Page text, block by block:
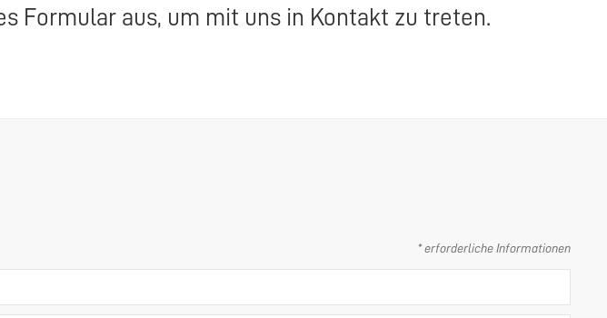
Formular aus, um mit uns in Kontakt zu treten.
* erforderliche Informationen